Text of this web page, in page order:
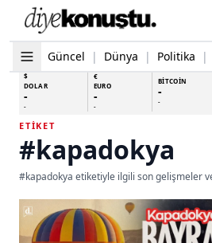
Güncel | Dünya | Politika |
$
DOLAR
-
-
€
EURO
-
-
BİTCOİN
-
-
ETIKET
#kapadokya
#kapadokya etiketiyle ilgili son gelişmeler